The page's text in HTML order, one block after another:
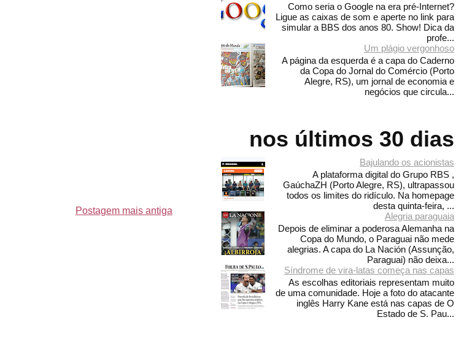
Postagem mais antiga
Como seria o Google na era pré-Internet?
Ligue as caixas de som e aperte no link para
simular a BBS dos anos 80. Show! Dica da
profe...
Um plágio vergonhoso
A página da esquerda é a capa do Caderno
da Copa do Jornal do Comércio (Porto
Alegre, RS), um jornal de economia e
negócios que circula...
nos últimos 30 dias
Bajulando os acionistas
A plataforma digital do Grupo RBS ,
GaúchaZH (Porto Alegre, RS), ultrapassou
todos os limites do ridículo. Na homepage
desta quinta-feira, ...
Alegria paraguaia
Depois de eliminar a poderosa Alemanha na
Copa do Mundo, o Paraguai não mede
alegrias. A capa do La Nación (Assunção,
Paraguai) não deixa...
Síndrome de vira-latas começa nas capas
As escolhas editoriais representam muito
de uma comunidade. Hoje a foto do atacante
inglês Harry Kane está nas capas de O
Estado de S. Pau...